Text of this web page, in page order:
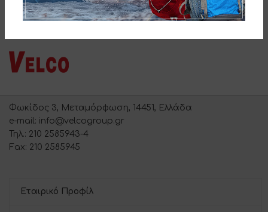
144-2500
Φωκίδος 3, Μεταμόρφωση, 14451, Ελλάδα
e-mail: info@velcogroup.gr
Τηλ.: 210 2585943-4
Fax: 210 2585945
Εταιρικό Προφίλ